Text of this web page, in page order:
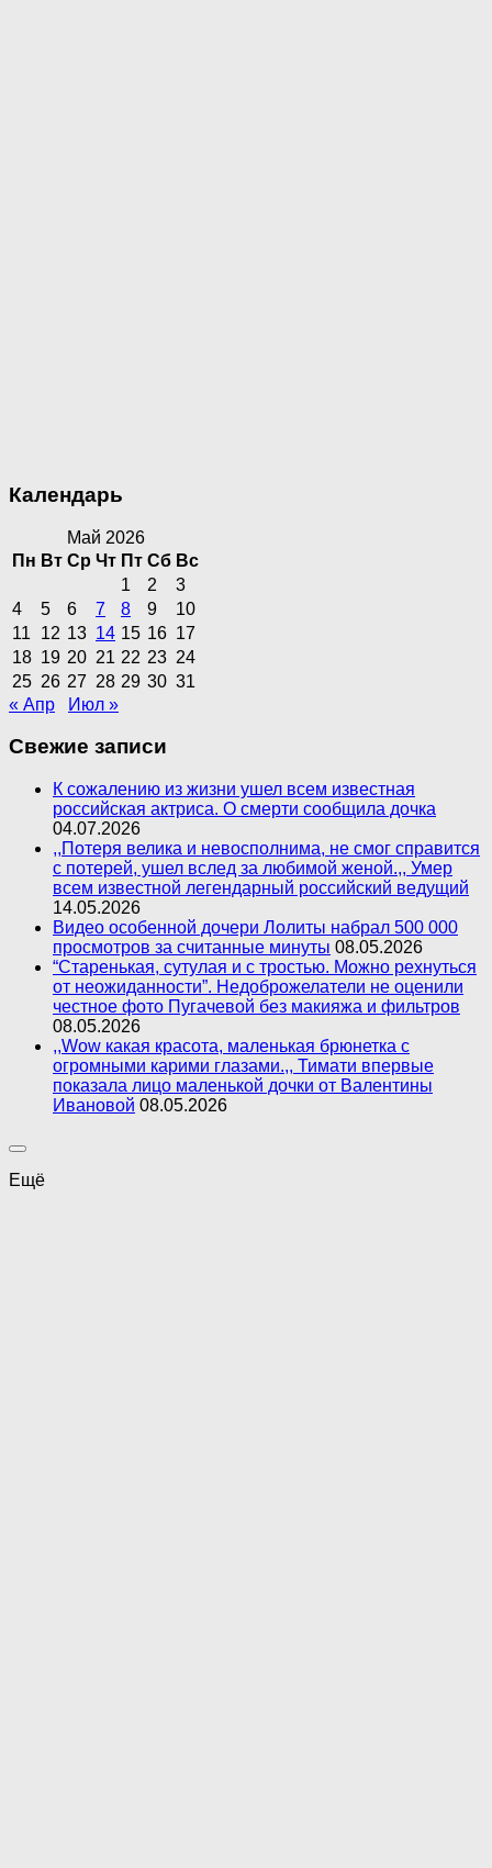
Календарь
Май 2026
Пн Вт Ср Чт Пт Сб Вс
1
2
3
4
5 6 7 8 9
10
11
12 13 14 15 16 17
18 19 20 21 22 23 24
25 26 27 28 29 30 31
« Апр
Июл »
Свежие записи
К сожалению из жизни ушел всем известная
российская актриса. О смерти сообщила дочка
04.07.2026
,,Потеря велика и невосполнима, не смог справится
с потерей, ушел вслед за любимой женой.,, Умер
всем известной легендарный российский ведущий
14.05.2026
Видео особенной дочери Лолиты набрал 500 000
просмотров за считанные минуты 08.05.2026
“Старенькая, сутулая и с тростью. Можно рехнуться
от неожиданности”. Недоброжелатели не оценили
честное фото Пугачевой без макияжа и фильтров
08.05.2026
,,Wow какая красота, маленькая брюнетка с
огромными карими глазами.,, Тимати впервые
показала лицо маленькой дочки от Валентины
Ивановой 08.05.2026
Ещё